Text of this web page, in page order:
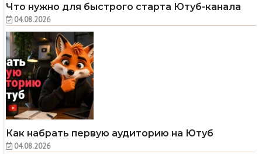
Что нужно для быстрого старта Ютуб-канала
04.08.2026
Как набрать первую аудиторию на Ютуб
04.08.2026